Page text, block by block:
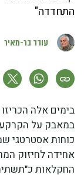
התחדדה"
עודד בר-מאיר
בימים אלה
במאבק על
כוחות אסטרטגי
אחידה לחיזוק
החקלאות